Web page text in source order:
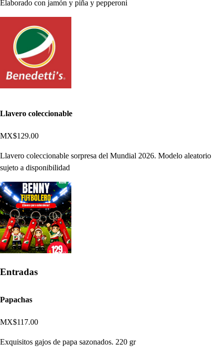
Elaborado con jamón y piña y pepperoni
Llavero coleccionable
MX$129.00
Llavero coleccionable sorpresa del Mundial 2026. Modelo aleatorio
sujeto a disponibilidad
Entradas
Papachas
MX$117.00
Exquisitos gajos de papa sazonados. 220 gr